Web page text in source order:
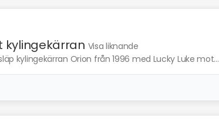
kylingekärran Visa liknande
kylingekärran Orion från 1996 med Lucky Luke mot...